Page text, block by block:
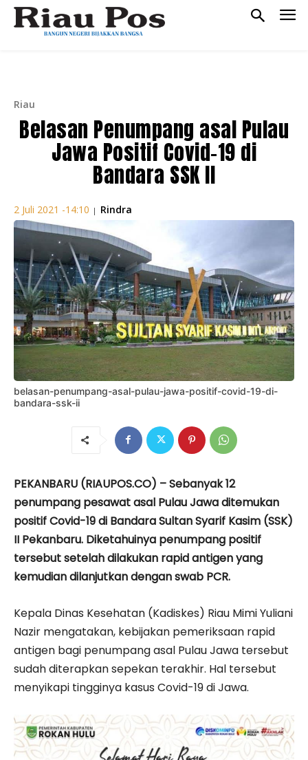
Riau
Belasan Penumpang asal Pulau
Jawa Positif Covid-19 di
Bandara SSK II
2 Juli 2021 -14:10 | Rindra
belasan-penumpang-asal-pulau-jawa-positif-covid-19-di-
bandara-ssk-ii
PEKANBARU (RIAUPOS.CO) – Sebanyak 12
penumpang pesawat asal Pulau Jawa ditemukan
positif Covid-19 di Bandara Sultan Syarif Kasim (SSK)
II Pekanbaru. Diketahuinya penumpang positif
tersebut setelah dilakukan rapid antigen yang
kemudian dilanjutkan dengan swab PCR.
Kepala Dinas Kesehatan (Kadiskes) Riau Mimi Yuliani
Nazir mengatakan, kebijakan pemeriksaan rapid
antigen bagi penumpang asal Pulau Jawa tersebut
sudah diterapkan sepekan terakhir. Hal tersebut
menyikapi tingginya kasus Covid-19 di Jawa.